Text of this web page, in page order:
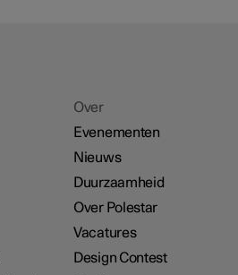
Over
Evenementen
Nieuws
Duurzaamheid
Over Polestar
Vacatures
Design Contest